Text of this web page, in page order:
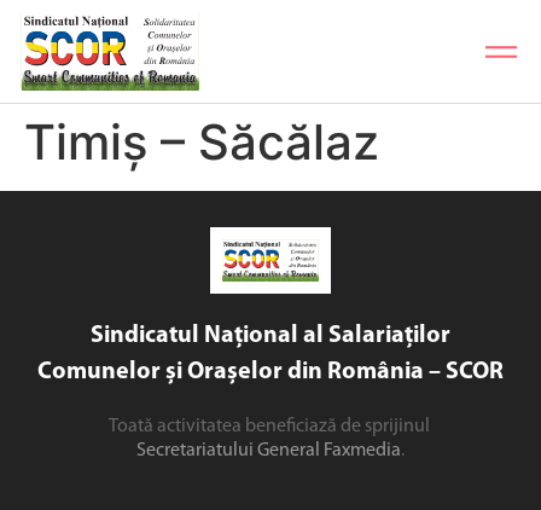
Timiș – Săcălaz
Sindicatul Național al Salariaților
Comunelor și Orașelor din România – SCOR
Toată activitatea beneficiază de sprijinul
Secretariatului General Faxmedia.